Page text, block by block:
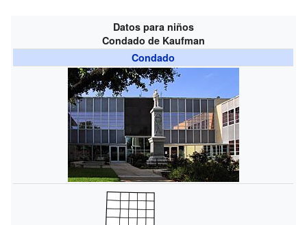
Datos para niños
Condado de Kaufman
Condado